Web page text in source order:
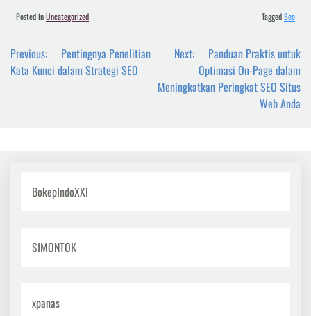
Posted inUncategorized TaggedSeo
Post
navigation
Previous:
Pentingnya Penelitian
Kata Kunci dalam Strategi SEO
Next:
Panduan Praktis untuk
Optimasi On-Page dalam
Meningkatkan Peringkat SEO Situs
Web Anda
BokepIndoXXI
SIMONTOK
xpanas